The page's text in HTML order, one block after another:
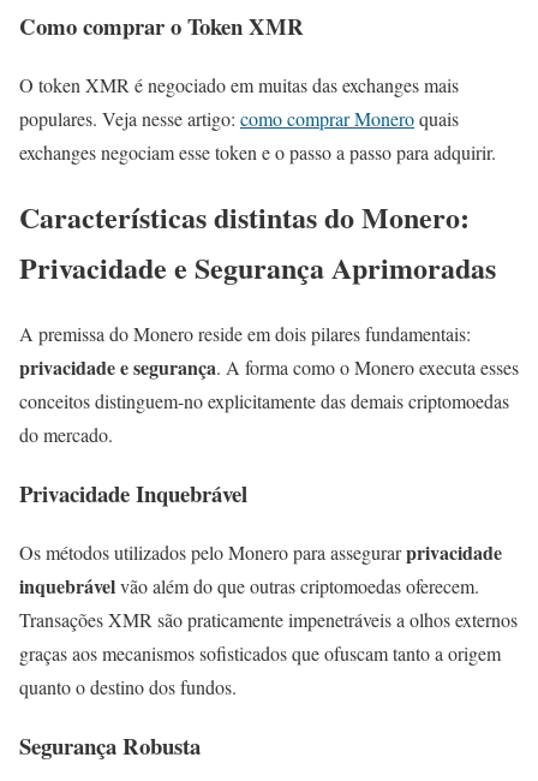
Como comprar o Token XMR
O token XMR é negociado em muitas das exchanges mais
populares. Veja nesse artigo: como comprar Moneroquais
exchanges negociam esse token e o passo a passo para adquirir.
Características distintas do Monero:
Privacidade e Segurança Aprimoradas
A premissa do Monero reside em dois pilares fundamentais:
privacidade e segurança. A forma como o Monero executa esses
conceitos distinguem-no explicitamente das demais criptomoedas
do mercado.
Privacidade Inquebrável
Os métodos utilizados pelo Monero para assegurarprivacidade
inquebrávelvão além do que outras criptomoedas oferecem.
Transações XMR são praticamente impenetráveis a olhos externos
graças aos mecanismos sofisticados que ofuscam tanto a origem
quanto o destino dos fundos.
Segurança Robusta